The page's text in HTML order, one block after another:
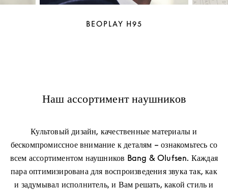
BEOPLAY H95
Наш ассортимент наушников
Культовый дизайн, качественные материалы и
бескомпромиссное внимание к деталям – ознакомьтесь со
всем ассортиментом наушников Bang & Olufsen. Каждая
пара оптимизирована для воспроизведения звука так, как
и задумывал исполнитель, и Вам решать, какой стиль и